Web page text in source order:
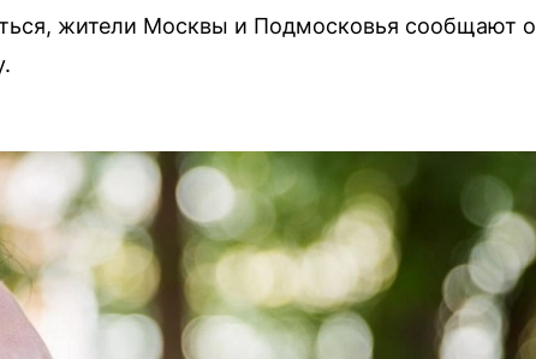
жители Москвы и Подмосковья сообщают о